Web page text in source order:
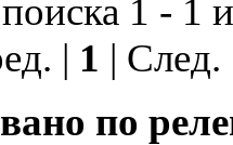
1 - 1
| 1 |
по